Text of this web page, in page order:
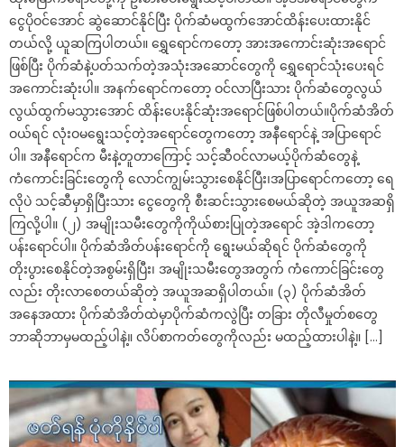
ငွေပိုဝင်အောင် ဆွဲဆောင်နိုင်ပြီး ပိုက်ဆံမထွက်အောင်ထိန်းပေးထားနိုင်
တယ်လို့ ယူဆကြပါတယ်။ ရွှေရောင်ကတော့ အားအကောင်းဆုံးအရောင်
ဖြစ်ပြီး ပိုက်ဆံနဲ့ပတ်သက်တဲ့အသုံးအဆောင်တွေကို ရွှေရောင်သုံးပေးရင်
အကောင်းဆုံးပါ။ အနက်ရောင်ကတော့ ဝင်လာပြီးသား ပိုက်ဆံတွေလွယ်
လွယ်ထွက်မသွားအောင် ထိန်းပေးနိုင်ဆုံးအရောင်ဖြစ်ပါတယ်။ပိုက်ဆံအိတ်
ဝယ်ရင် လုံးဝမရွေးသင့်တဲ့အရောင်တွေကတော့ အနီရောင်နဲ့ အပြာရောင်
ပါ။ အနီရောင်က မီးနဲ့တူတာကြောင့် သင့်ဆီဝင်လာမယ့်ပိုက်ဆံတွေနဲ့
ကံကောင်းခြင်းတွေကို လောင်ကျွမ်းသွားစေနိုင်ပြီး၊အပြာရောင်ကတော့ ရေ
လိုပဲ သင့်ဆီမှာရှိပြီးသား ငွေတွေကို စီးဆင်းသွားစေမယ်ဆိုတဲ့ အယူအဆရှိ
ကြလို့ပါ။ (၂) အမျိုးသမီးတွေကိုကိုယ်စားပြုတဲ့အရောင် အဲ့ဒါကတော့
ပန်းရောင်ပါ။ ပိုက်ဆံအိတ်ပန်းရောင်ကို ရွေးမယ်ဆိုရင် ပိုက်ဆံတွေကို
တိုးပွားစေနိုင်တဲ့အစွမ်းရှိပြီး၊ အမျိုးသမီးတွေအတွက် ကံကောင်ခြင်းတွေ
လည်း တိုးလာစေတယ်ဆိုတဲ့ အယူအဆရှိပါတယ်။ (၃) ပိုက်ဆံအိတ်
အနေအထား ပိုက်ဆံအိတ်ထဲမှာပိုက်ဆံကလွဲပြီး တခြား တိုလီမှုတ်စတွေ
ဘာဆိုဘာမှမထည့်ပါနဲ့။ လိပ်စာကတ်တွေကိုလည်း မထည့်ထားပါနဲ့။ […]